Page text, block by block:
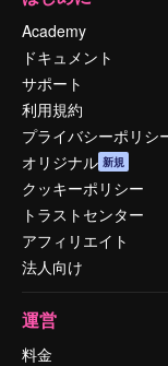
Academy
ドキュメント
サポート
利用規約
プライバシーポリシ
オリジナル 新規
クッキーポリシー
トラストセンター
アフィリエイト
法人向け
運営
料金